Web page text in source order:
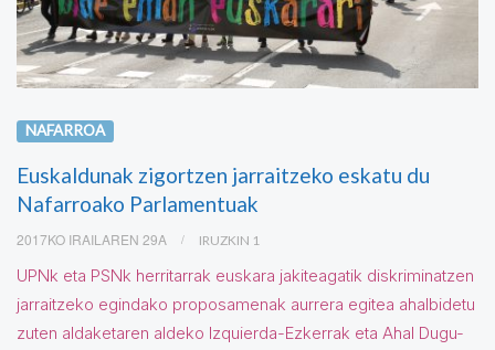
NAFARROA
Euskaldunak zigortzen jarraitzeko eskatu du
Nafarroako Parlamentuak
2017KO IRAILAREN 29A IRUZKIN 1
UPNk eta PSNk herritarrak euskara jakiteagatik diskriminatzen
jarraitzeko egindako proposamenak aurrera egitea ahalbidetu
zuten aldaketaren aldeko Izquierda-Ezkerrak eta Ahal Dugu-